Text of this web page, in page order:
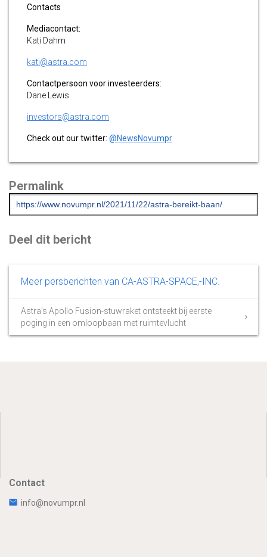
Contacts
Mediacontact:
Kati Dahm
kati@astra.com
Contactpersoon voor investeerders:
Dane Lewis
investors@astra.com
Check out our twitter: @NewsNovumpr
Permalink
Deel dit bericht
Meer persberichten van CA-ASTRA-SPACE,-INC.
Astra’s Apollo Fusion-stuwraket ontsteekt bij eerste
poging in een omloopbaan met ruimtevlucht
Contact
info@novumpr.nl